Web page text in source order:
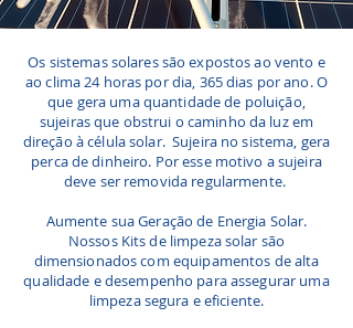
Os sistemas solares são expostos ao vento e
ao clima 24 horas por dia, 365 dias por ano. O
que gera uma quantidade de poluição,
sujeiras que obstrui o caminho da luz em
direção à célula solar. Sujeira no sistema, gera
perca de dinheiro. Por esse motivo a sujeira
deve ser removida regularmente.
Aumente sua Geração de Energia Solar.
Nossos Kits de limpeza solar são
dimensionados com equipamentos de alta
qualidade e desempenho para assegurar uma
limpeza segura e eficiente.